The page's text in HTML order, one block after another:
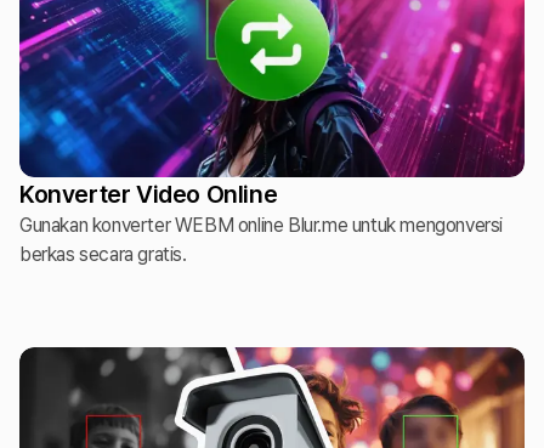
Konverter Video Online
Gunakan konverter WEBM online Blur.me untuk mengonversi
berkas secara gratis.